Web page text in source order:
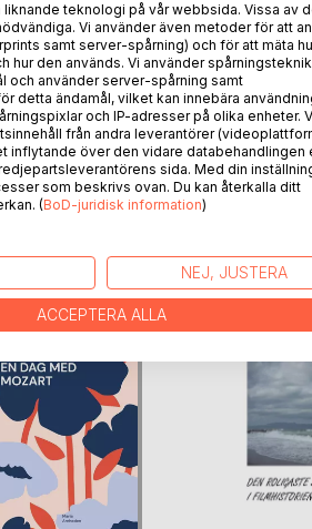
Betraktelser är en poesi och
om våren, en vän från förr, tiden
vår nya tid.
om hopp och lyckan, och man
fotograferat.
FÖRFATTARE
TITLAR HOS
teknologi på vår webbsida. Vissa av
Vi använder även metoder för att
samt server-spårning) och för att mäta
hur den används. Vi använder
och använder server-spårning samt
detta ändamål, vilket kan innebära
och IP-adresser på olika enheter.
från andra leverantörer
inflytande över den vidare databehandlingen
sida. Med din
som beskrivs ovan. Du kan återkalla ditt
(BoD-juridisk information)
NEJ, JUSTERA
ACCEPTERA ALLA